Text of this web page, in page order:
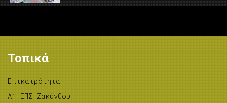
Τοπικά
Επικαιρότητα
A’ ΕΠΣ Ζακύνθου